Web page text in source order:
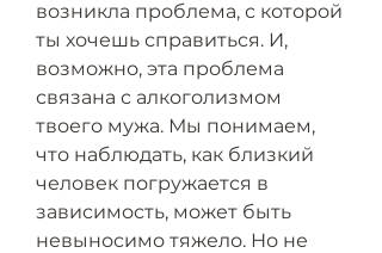
возникла проблема, с которой
ты хочешь справиться. И,
возможно, эта проблема
связана с алкоголизмом
твоего мужа. Мы понимаем,
что наблюдать, как близкий
человек погружается в
зависимость, может быть
невыносимо тяжело. Но не